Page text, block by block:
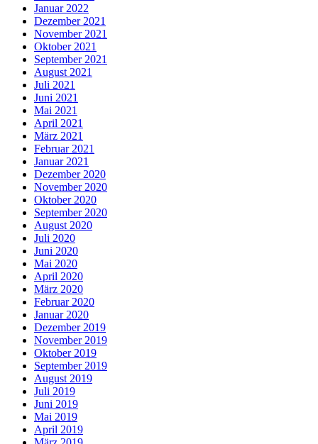
Januar 2022
Dezember 2021
November 2021
Oktober 2021
September 2021
August 2021
Juli 2021
Juni 2021
Mai 2021
April 2021
März 2021
Februar 2021
Januar 2021
Dezember 2020
November 2020
Oktober 2020
September 2020
August 2020
Juli 2020
Juni 2020
Mai 2020
April 2020
März 2020
Februar 2020
Januar 2020
Dezember 2019
November 2019
Oktober 2019
September 2019
August 2019
Juli 2019
Juni 2019
Mai 2019
April 2019